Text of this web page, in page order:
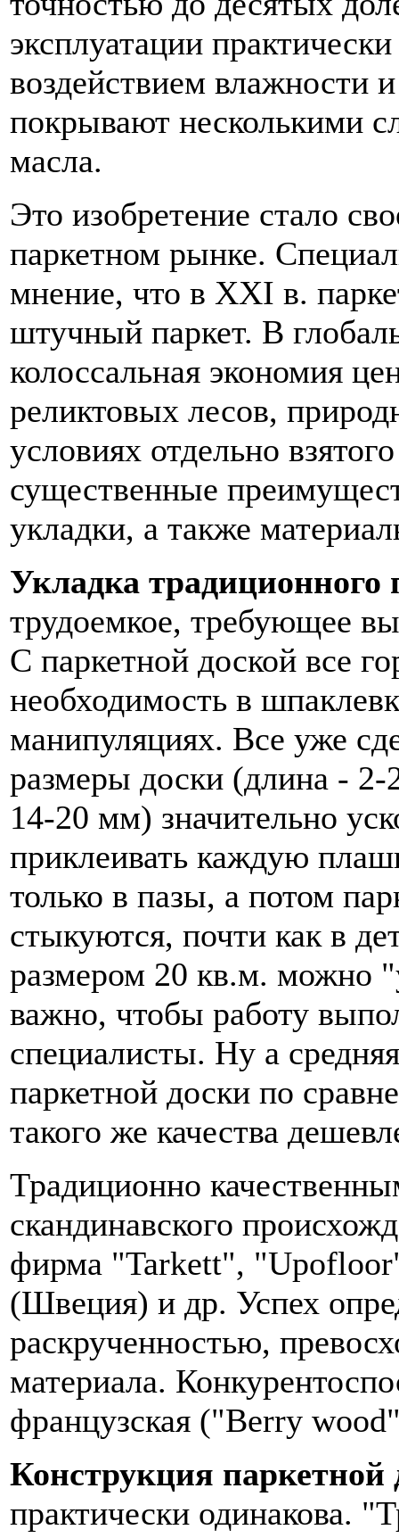
эксплуатации
воздействием влажности
покрывают несколькими
масла.
Это изобретение стало
паркетном рынке.
мнение, что в XXI в.
штучный паркет. В
колоссальная экономия
реликтовых лесов,
условиях отдельно
существенные
укладки, а также
Укладка традиционного
трудоемкое, требующее
С паркетной доской все
необходимость в
манипуляциях. Все уже
размеры доски (длина -
14-20 мм) значительно
приклеивать каждую
только в пазы, а потом
стыкуются, почти как в
размером 20 кв.м. можно
важно, чтобы работу
специалисты. Ну а
паркетной доски по
такого же качества
Традиционно
скандинавского
фирма "Tarkett",
(Швеция) и др. Успех
раскрученностью,
материала.
французская ("Berry
Конструкция паркетной
практически одинакова.